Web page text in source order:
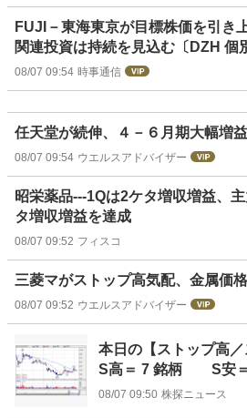
FUJI－東海東京が目標株価を引
関連投資は持続を見込む〔DZH 個
08/07 09:54 時事通信
任天堂が続伸、４－６月期大幅増
08/07 09:54 ウエルスアドバイザー
昭栄薬品---1Qは2ケタ増収増益、
タ増収増益を達成
08/07 09:52 フィスコ
三菱マがストップ高気配、金属価
08/07 09:52 ウエルスアドバイザー
本日の【ストップ高
S高＝ 7 銘柄 S安
08/07 09:50 株探ニュース